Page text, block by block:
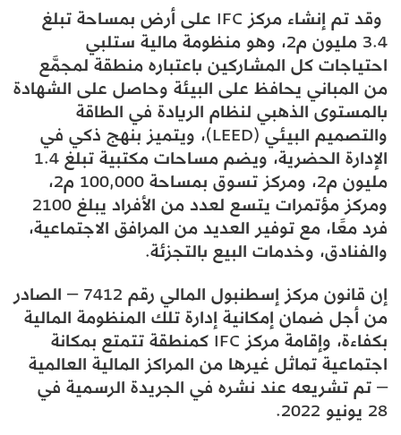
وقد تم إنشاء مركز IFC على أرض بمساحة تبلغ
3.4 مليون م2، وهو منظومة مالية ستلبي
احتياجات كل المشاركين باعتباره منطقة لمجمَّع
من المباني يحافظ على البيئة وحاصل على الشهادة
بالمستوى الذهبي لنظام الريادة في الطاقة
والتصميم البيئي (LEED)، ويتميز بنهج ذكي في
الإدارة الحضرية، ويضم مساحات مكتبية تبلغ 1.4
مليون م2، ومركز تسوق بمساحة 100,000 م2،
ومركز مؤتمرات يتسع لعدد من الأفراد يبلغ 2100
فرد معًا، مع توفير العديد من المرافق الاجتماعية،
والفنادق، وخدمات البيع بالتجزئة.
إن قانون مركز إسطنبول المالي رقم 7412 – الصادر
من أجل ضمان إمكانية إدارة تلك المنظومة المالية
بكفاءة، وإقامة مركز IFC كمنطقة تتمتع بمكانة
اجتماعية تماثل غيرها من المراكز المالية العالمية
– تم تشريعه عند نشره في الجريدة الرسمية في
28 يونيو 2022.